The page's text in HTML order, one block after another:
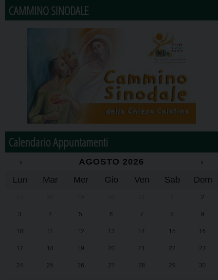
CAMMINO SINODALE
Calendario Appuntamenti
‹ AGOSTO 2026
›
Lun
Mar Mer Gio Ven Sab Dom
1 2
3 4 5 6 7 8 9
10 11 12 13 14 15 16
17 18 19 20 21 22 23
24 25 26 27 28 29 30